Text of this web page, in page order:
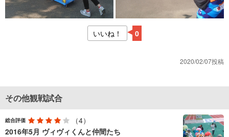
いいね！ 0
2020/02/07投稿
その他観戦試合
総合評価
（4）
2016年5月 ヴィヴィくんと仲間たち